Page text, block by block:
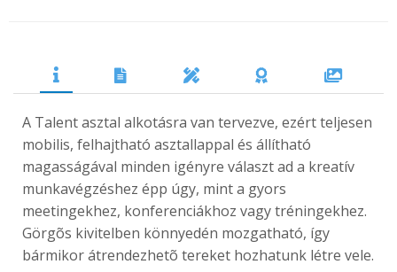
A Talent asztal alkotásra van tervezve, ezért teljesen
mobilis, felhajtható asztallappal és állítható
magasságával minden igényre választ ad a kreatív
munkavégzéshez épp úgy, mint a gyors
meetingekhez, konferenciákhoz vagy tréningekhez.
Görgõs kivitelben könnyedén mozgatható, így
bármikor átrendezhetõ tereket hozhatunk létre vele.